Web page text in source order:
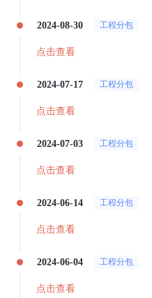
2024-08-30 工程分包
点击查看
2024-07-17 工程分包
点击查看
2024-07-03 工程分包
点击查看
2024-06-14 工程分包
点击查看
2024-06-04 工程分包
点击查看